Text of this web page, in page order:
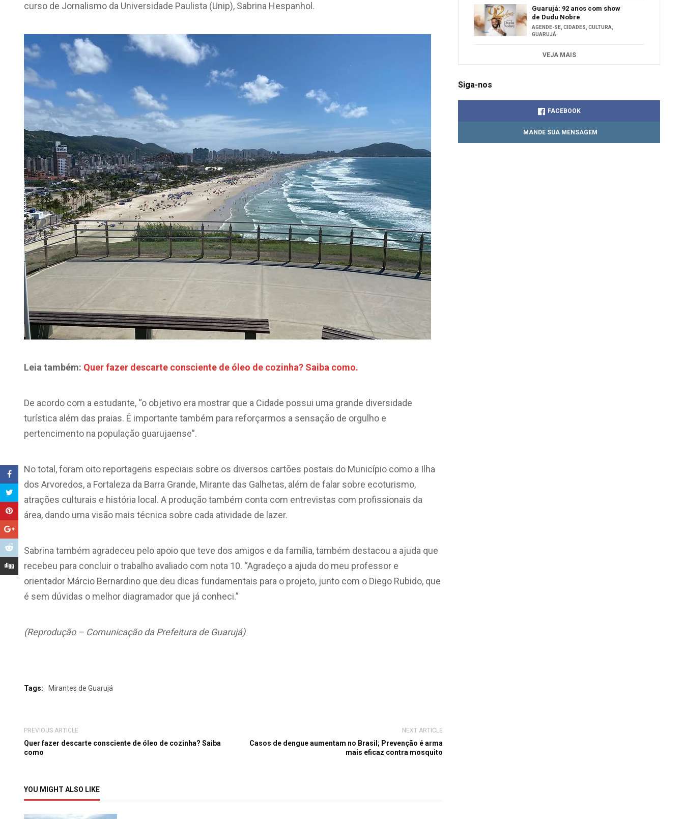
curso de Jornalismo da Universidade Paulista (Unip), Sabrina Hespanhol.
Leia também: Quer fazer descarte consciente de óleo de cozinha? Saiba como.
De acordo com a estudante, “o objetivo era mostrar que a Cidade possui uma grande diversidade
turística além das praias. É importante também para reforçarmos a sensação de orgulho e
pertencimento na população guarujaense”.
No total, foram oito reportagens especiais sobre os diversos cartões postais do Município como a Ilha
dos Arvoredos, a Fortaleza da Barra Grande, Mirante das Galhetas, além de falar sobre ecoturismo,
atrações culturais e história local. A produção também conta com entrevistas com profissionais da
área, dando uma visão mais técnica sobre cada atividade de lazer.
Sabrina também agradeceu pelo apoio que teve dos amigos e da família, também destacou a ajuda que
recebeu para concluir o trabalho avaliado com nota 10. “Agradeço a ajuda do meu professor e
orientador Márcio Bernardino que deu dicas fundamentais para o projeto, junto com o Diego Rubido, que
é sem dúvidas o melhor diagramador que já conheci.”
(Reprodução – Comunicação da Prefeitura de Guarujá)
Tags: Mirantes de Guarujá
PREVIOUS ARTICLE
Quer fazer descarte consciente de óleo de cozinha? Saiba
como
NEXT ARTICLE
Casos de dengue aumentam no Brasil; Prevenção é arma
mais eficaz contra mosquito
YOU MIGHT ALSO LIKE
Guarujá: 92 anos com show
de Dudu Nobre
AGENDE-SE,CIDADES,CULTURA,
GUARUJÁ
VEJA MAIS
Siga-nos
FACEBOOK
MANDE SUA MENSAGEM